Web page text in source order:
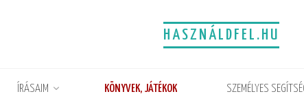
HASZNÁLDFEL.HU
ÍRÁSAIM KÖNYVEK, JÁTÉKOK SZEMÉLYES